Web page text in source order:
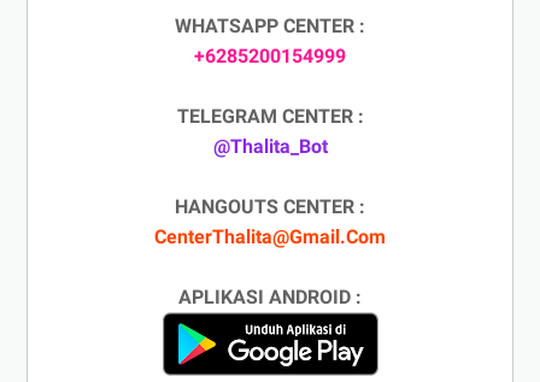
WHATSAPP CENTER :
+6285200154999
TELEGRAM CENTER :
@Thalita_Bot
HANGOUTS CENTER :
CenterThalita@Gmail.Com
APLIKASI ANDROID :